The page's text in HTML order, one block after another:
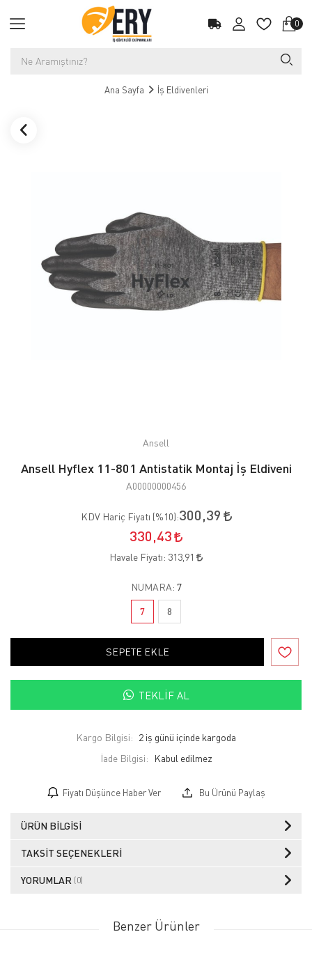
0
Ana Sayfa İş Eldivenleri
Ansell
Ansell Hyflex 11-801 Antistatik Montaj İş Eldiveni
A00000000456
KDV Hariç Fiyatı (%10):300,39
330,43
Havale Fiyatı: 313,91
NUMARA: 7
7 8
SEPETE EKLE
TEKLIF AL
Kargo Bilgisi: 2 iş günü içinde kargoda
İade Bilgisi:
Fiyatı Düşünce Haber Ver Bu Ürünü Paylaş
ÜRÜN BILGISI
TAKSIT SEÇENEKLERI
YORUMLAR (0)
Benzer Ürünler